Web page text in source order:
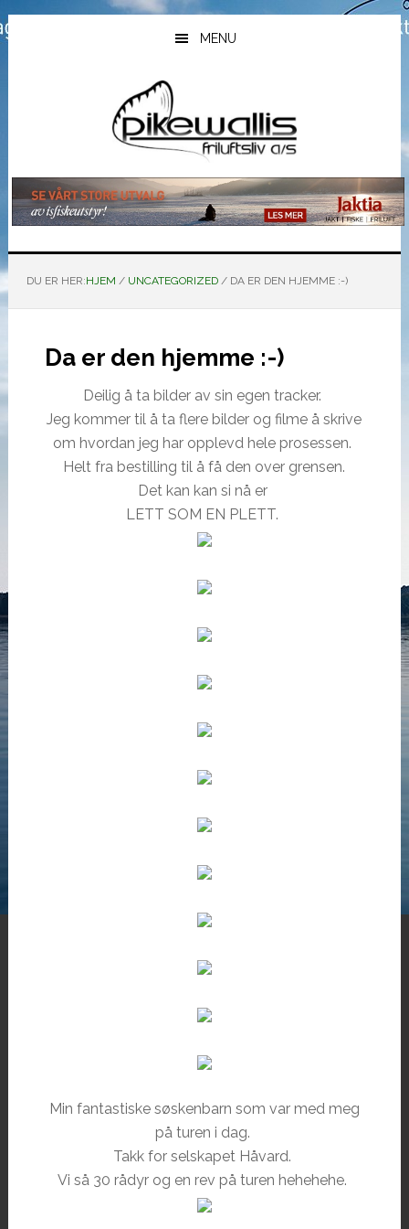
Hopp
til
Hopp
til
Hopp
til
MENU
DU ER HER:HJEM / UNCATEGORIZED /DA ER DEN HJEMME :-)
Da er den hjemme :-)
Deilig å ta bilder av sin egen tracker.
Jeg kommer til å ta flere bilder og filme å skrive
om hvordan jeg har opplevd hele prosessen.
Helt fra bestilling til å få den over grensen.
Det kan kan si nå er
LETT SOM EN PLETT.
Min fantastiske søskenbarn som var med meg
på turen i dag.
Takk for selskapet Håvard.
Vi så 30 rådyr og en rev på turen hehehehe.